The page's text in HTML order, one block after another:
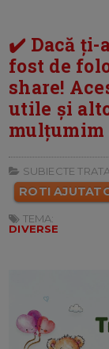
✔️ Dacă ți-
fost de
share!
utile și
SUBIECTE
ROTI
TEMA:
DIVERSE